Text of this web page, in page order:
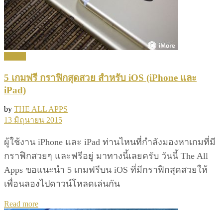
5 เกมฟรี กราฟิกสุดสวย สำหรับ iOS (iPhone และ
iPad)
by THE ALL APPS
13 มิถุนายน 2015
ผู้ใช้งาน iPhone และ iPad ท่านไหนที่กำลังมองหาเกมที่มี
กราฟิกสวยๆ และฟรีอยู่ มาทางนี้เลยครับ วันนี้ The All
Apps ขอแนะนำ 5 เกมฟรีบน iOS ที่มีกราฟิกสุดสวยให้
เพื่อนลองไปดาวน์โหลดเล่นกัน
Read moreDetails